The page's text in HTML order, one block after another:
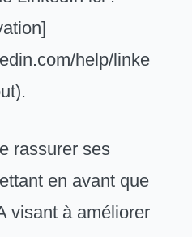
help/linke
rassurer ses
en avant que
visant à améliorer